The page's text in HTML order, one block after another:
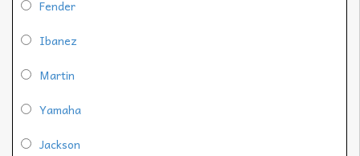
Fender
Ibanez
Martin
Yamaha
Jackson